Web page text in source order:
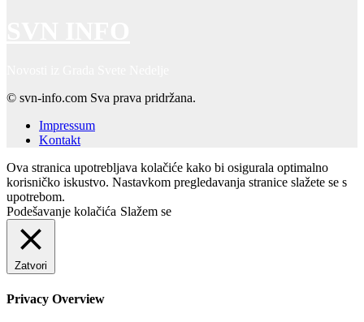
© svn-info.com Sva prava pridržana.
Impressum
Kontakt
Ova stranica upotrebljava kolačiće kako bi osigurala optimalno
korisničko iskustvo. Nastavkom pregledavanja stranice slažete se s
upotrebom.
Podešavanje kolačića Slažem se
Zatvori
Privacy Overview